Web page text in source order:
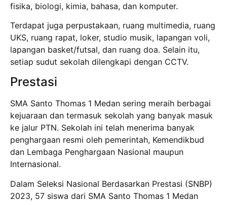
fisika, biologi, kimia, bahasa, dan komputer.
Terdapat juga perpustakaan, ruang multimedia, ruang
UKS, ruang rapat, loker, studio musik, lapangan voli,
lapangan basket/futsal, dan ruang doa. Selain itu,
setiap sudut sekolah dilengkapi dengan CCTV.
Prestasi
SMA Santo Thomas 1 Medan sering meraih berbagai
kejuaraan dan termasuk sekolah yang banyak masuk
ke jalur PTN. Sekolah ini telah menerima banyak
penghargaan resmi oleh pemerintah, Kemendikbud
dan Lembaga Penghargaan Nasional maupun
Internasional.
Dalam Seleksi Nasional Berdasarkan Prestasi (SNBP)
2023, 57 siswa dari SMA Santo Thomas 1 Medan